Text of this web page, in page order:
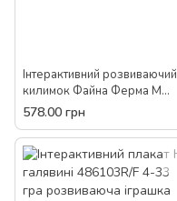
Інтерактивний розвиваючий
килимок Файна Ферма M
3455 Limo Toy (укр / англ)
пісні мелодії звуки тварин
дитячий
578.00 грн